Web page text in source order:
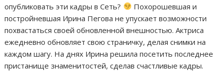
опубликовать эти кадры в Сеть?
Похорошевшая и
постройневшая Ирина Пегова не упускает возможности
похвастаться своей обновленной внешностью. Актриса
ежедневно обновляет свою страничку, делая снимки на
каждом шагу. На днях Ирина решила посетить последнее
пристанище знаменитостей, сделав счастливые кадры.